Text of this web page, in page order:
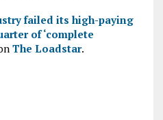
failed its high-paying
of ‘complete
The Loadstar.